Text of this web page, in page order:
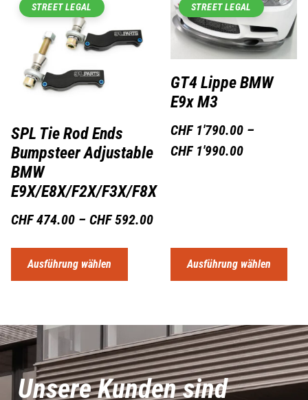
STREET LEGAL
SPL Tie Rod Ends
Bumpsteer Adjustable
BMW
E9X/E8X/F2X/F3X/F8X
CHF474.00 – CHF592.00
Ausführung wählen
STREET LEGAL
GT4 Lippe BMW
E9x M3
CHF1'790.00 –
CHF1'990.00
Ausführung wählen
Unsere Kunden sind